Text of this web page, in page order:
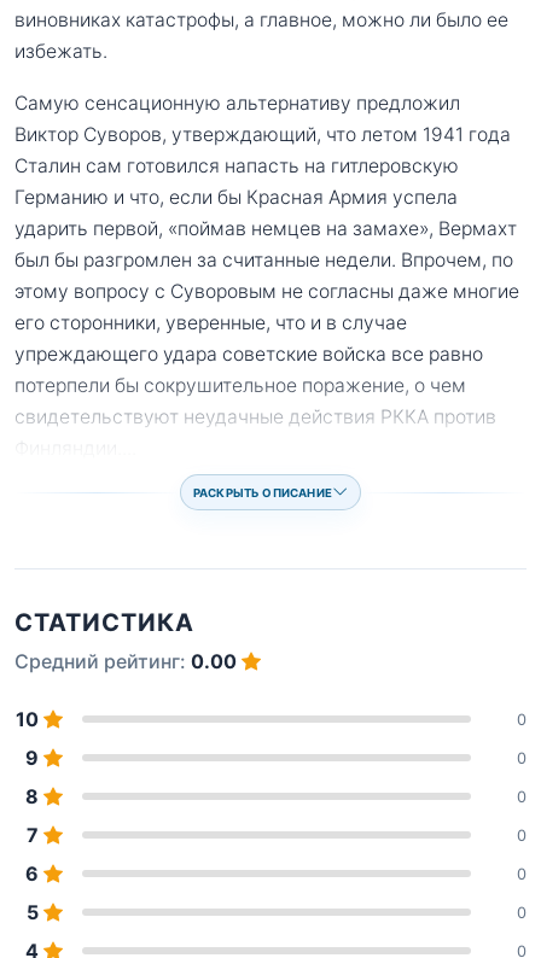
виновниках катастрофы, а главное, можно ли было ее
избежать.
Самую сенсационную альтернативу предложил
Виктор Суворов, утверждающий, что летом 1941 года
Сталин сам готовился напасть на гитлеровскую
Германию и что, если бы Красная Армия успела
ударить первой, «поймав немцев на замахе», Вермахт
был бы разгромлен за считанные недели. Впрочем, по
этому вопросу с Суворовым не согласны даже многие
его сторонники, уверенные, что и в случае
упреждающего удара советские войска все равно
потерпели бы сокрушительное поражение, о чем
свидетельствуют неудачные действия РККА против
РАСКРЫТЬ ОПИСАНИЕ
СТАТИСТИКА
Средний рейтинг: 0.00
10 0
9 0
8 0
7 0
6 0
5 0
4 0